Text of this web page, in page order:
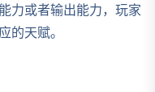
力或者输出能力，玩家
的天赋。